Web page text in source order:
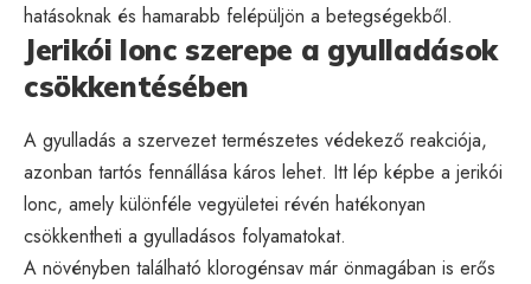
hatásoknak és hamarabb felépüljön a betegségekből.
Jerikói lonc szerepe a gyulladások
csökkentésében
A gyulladás a szervezet természetes védekező reakciója,
azonban tartós fennállása káros lehet. Itt lép képbe a jerikói
lonc, amely különféle vegyületei révén hatékonyan
csökkentheti a gyulladásos folyamatokat.
A növényben található klorogénsav már önmagában is erős